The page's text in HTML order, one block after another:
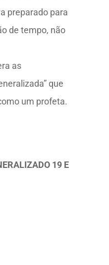
preparado para
de tempo, não
as
que
um profeta.
19 E